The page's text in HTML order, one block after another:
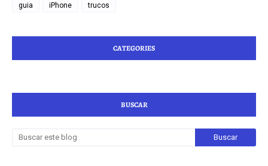
guia iPhone trucos
CATEGORIES
BUSCAR